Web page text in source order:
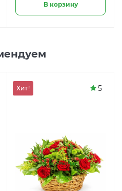
В корзину
Хит! 5